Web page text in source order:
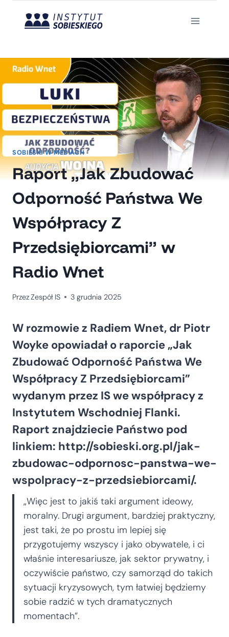
SOBIESKI W MEDIACH
Raport „Jak Zbudować
Odporność Państwa We
Współpracy Z
Przedsiębiorcami” w
Radio Wnet
PrzezZespół IS 3 grudnia 2025
W rozmowie z Radiem Wnet, dr Piotr
Woyke opowiadał o raporcie „Jak
Zbudować Odporność Państwa We
Współpracy Z Przedsiębiorcami”
wydanym przez IS we współpracy z
Instytutem Wschodniej Flanki.
Raport znajdziecie Państwo pod
linkiem: http://sobieski.org.pl/jak-
zbudowac-odpornosc-panstwa-we-
wspolpracy-z-przedsiebiorcami/.
„Więc jest to jakiś taki argument ideowy,
moralny. Drugi argument, bardziej praktyczny,
jest taki, że po prostu im lepiej się
przygotujemy wszyscy i jako obywatele, i ci
właśnie interesariusze, jak sektor prywatny, i
oczywiście państwo, czy samorząd do takich
sytuacji kryzysowych, tym łatwiej będziemy
sobie radzić w tych dramatycznych
momentach”.